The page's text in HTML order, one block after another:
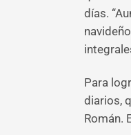
días.
Para
diarios,
Román.